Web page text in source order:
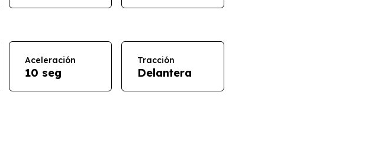
Aceleración
10 seg
Tracción
Delantera